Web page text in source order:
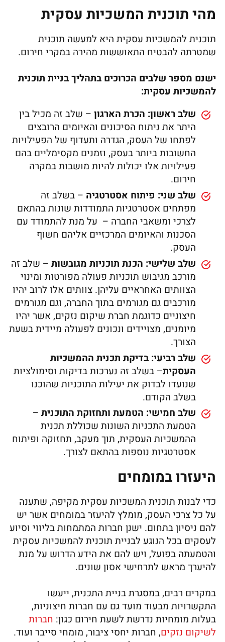
מהי תוכנית המשכיות עסקית
תוכנית להמשכיות עסקית היא למעשה תוכנית
שמטרתה להבטיח התאוששות מהירה במקרי חירום.
ישנם מספר שלבים הכרוכים בתהליך בניית תוכנית
להמשכיות עסקית:
שלב ראשון: הכרת הארגון – שלב זה מכיל בין
היתר את ניתוח הסיכונים והאיומים הרובצים
לפתחו של העסק, הגדרה ותעדוף של הפעילויות
החשובות ביותר בעסק, וזמנים מקסימליים בהם
פעילויות אלו יכולות להיות מושבות במקרה
חירום.
שלב שני: פיתוח אסטרטגיה – בשלב זה
מפתחים אסטרטגיות התמודדות שונות בהתאם
לצרכי ומשאבי החברה – על מנת להתמודד עם
הסכנות והאיומים המרכזיים אליהם חשוף
העסק.
שלב שלישי: הכנת תוכניות מגובשות – שלב זה
מורכב מגיבוש תוכניות פעולה מפורטות ומינוי
הצוותים האחראיים עליהן. צוותים אלו לרוב יהיו
מורכבים גם מגורמים בתוך החברה, וגם מגורמים
חיצוניים כדוגמת חברת שיקום נזקים, אשר יהיו
מיומנים, מצויידים ונכונים לפעולה מיידית בשעת
הצורך.
שלב רביעי: בדיקת תכנית ההמשכיות
העסקית– בשלב זה נערכות בדיקות וסימולציות
שנועדו לבדוק את יעילות התוכניות שהוכנו
בשלב הקודם.
שלב חמישי: הטמעת ותחזוקת התוכנית –
הטמעת התכניות השונות שכוללת תכנית
ההמשכיות העסקית, תוך מעקב, תחזוקה ופיתוח
אסטרטגיות נוספות בהתאם לצורך.
היעזרו במומחים
כדי לבנות תוכנית המשכיות עסקית מקיפה, שתענה
על כל צרכי העסק, מומלץ להיעזר במומחים אשר יש
להם ניסיון בתחום. ישנן חברות המתמחות בליווי וסיוע
לעסקים בכל הנוגע לבניית תוכנית להמשכיות עסקית
והטמעתה בפועל, ויש להם את הידע הדרוש על מנת
להיערך מראש לתרחישי אסון שונים.
במקרים רבים, במסגרת בניית התכנית, ייעשו
התקשרויות מבעוד מועד גם עם חברות חיצוניות,
בעלות מומחיות נדרשת לשעת חירום כגון: חברות
לשיקום נזקים, חברות יחסי ציבור, מומחי סייבר ועוד.